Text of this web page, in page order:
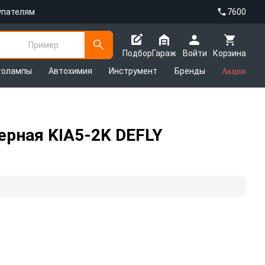
7600
Пример
Подбор
Корзина
Гараж
Войти
Автохимия Инструмент Бренды Акции
KIA5-2K DEFLY